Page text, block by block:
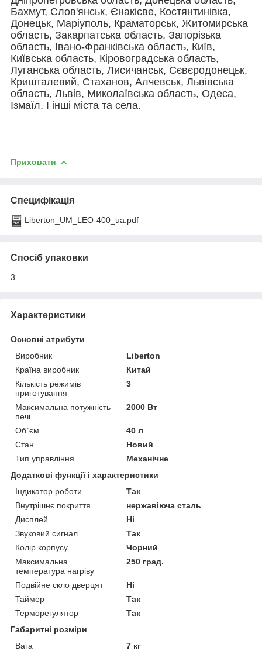
Бахмут, Слов'янськ, Єнакієве, Костянтинівка,
Донецьк, Маріуполь, Краматорськ, Житомирська
область, Закарпатська область, Запорізька
область, Івано-Франківська область, Київ,
Київська область, Кіровоградська область,
Луганська область, Лисичанськ, Сєвєродонецьк,
Кришталевий, Стаханов, Алчевськ, Львівська
область, Львів, Миколаївська область, Одеса,
Ізмаїл. І інші міста та села.
Приховати
Специфікація
Liberton_UM_LEO-400_ua.pdf
Спосіб упаковки
3
Характеристики
Основні атрибути
Виробник
Liberton
Країна виробник
Китай
Кількість режимів
приготування
3
Максимальна потужність
печі
2000 Вт
Об`єм
40 л
Стан
Новий
Тип управління
Механічне
Додаткові функції і характеристики
Індикатор роботи
Так
Внутрішнє покриття
нержавіюча сталь
Дисплей
Ні
Звуковий сигнал
Так
Колір корпусу
Чорний
Максимальна
температура нагріву
250 град.
Подвійне скло дверцят
Ні
Таймер
Так
Терморегулятор
Так
Габаритні розміри
Вага
7 кг